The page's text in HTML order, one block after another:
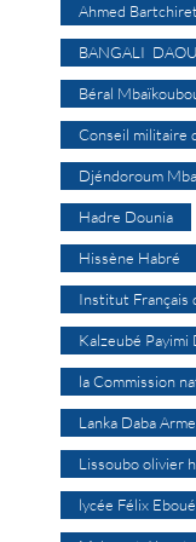
Ahmed Bartchiret
BANGALI
Béral
Conseil militaire
Djéndoroum
Hadre Dounia
Hissène Habré
Institut Français
Kalzeubé Payimi
la Commission
Lanka Daba
Lissoubo olivier
lycée Félix Eboué